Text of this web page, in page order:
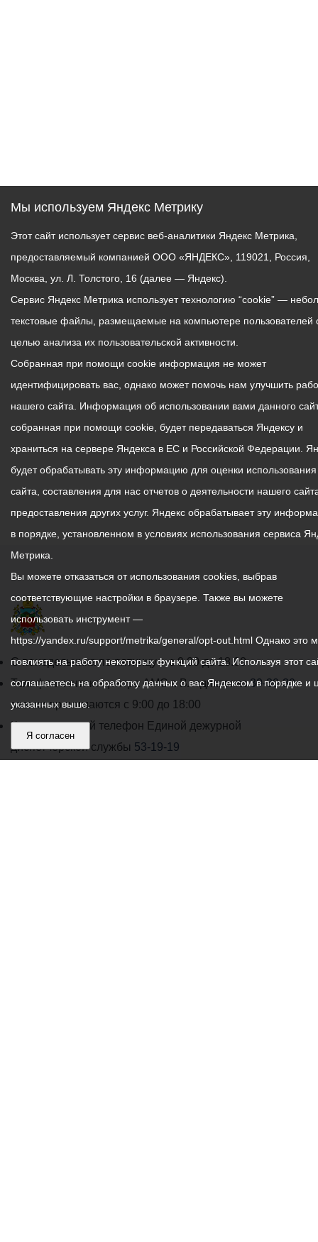
График
работы
администрации
местного
самоуправления
С понедельника по пятницу – с 9.00 до 18.00
Телефон контакт-центра АМС г. Владикавказ30-30-30
звонки принимаются с 9:00 до 18:00
Круглосуточный телефон Единой дежурной
диспетчерской службы 53-19-19
Мы используем Яндекс Метрику
Этот сайт использует сервис веб-аналитики Яндекс Метрика,
предоставляемый компанией ООО «ЯНДЕКС», 119021, Россия,
Москва, ул. Л. Толстого, 16 (далее — Яндекс).
Сервис Яндекс Метрика использует технологию “cookie” —
текстовые файлы, размещаемые на компьютере пользователей
целью анализа их пользовательской активности.
Собранная при помощи cookie информация не может
идентифицировать вас, однако может помочь нам улучшить
нашего сайта. Информация об использовании вами данного
собранная при помощи cookie, будет передаваться Яндексу и
храниться на сервере Яндекса в ЕС и Российской Федерации.
будет обрабатывать эту информацию для оценки
сайта, составления для нас отчетов о деятельности нашего
предоставления других услуг. Яндекс обрабатывает эту
в порядке, установленном в условиях использования сервиса
Метрика.
Вы можете отказаться от использования cookies, выбрав
соответствующие настройки в браузере. Также вы можете
использовать инструмент —
https://yandex.ru/support/metrika/general/opt-out.html Однако это
повлиять на работу некоторых функций сайта. Используя этот
соглашаетесь на обработку данных о вас Яндексом в порядке и
указанных выше.
Я согласен